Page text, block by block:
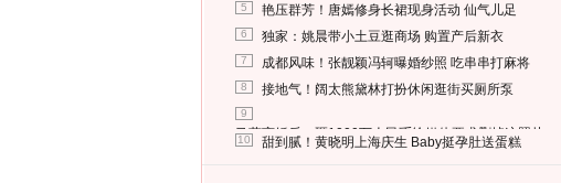
5 艳压群芳！唐嫣修身长裙现身活动 仙气儿足
6 独家：姚晨带小土豆逛商场 购置产后新衣
7 成都风味！张靓颖冯轲曝婚纱照 吃串串打麻将
8 接地气！阔太熊黛林打扮休闲逛街买厕所泵
9
马蓉离婚后，砸1000万人民币给媒体要求删掉这照片
10 甜到腻！黄晓明上海庆生 Baby挺孕肚送蛋糕